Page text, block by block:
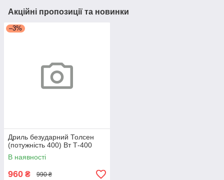
Акційні пропозиції та новинки
–3%
Дриль безударний Толсен
(потужність 400) Вт Т-400
В наявності
960 ₴ 990 ₴